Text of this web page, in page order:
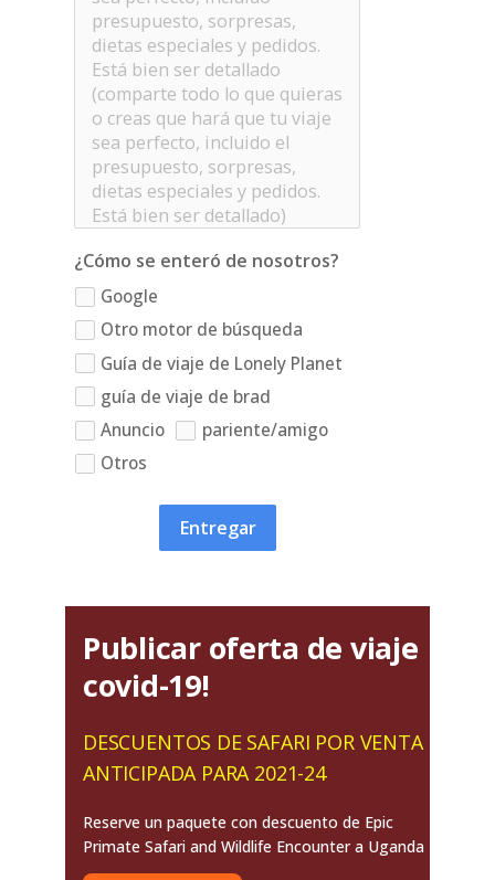
¿Cómo se enteró de nosotros?
Google
Otro motor de búsqueda
Guía de viaje de Lonely Planet
guía de viaje de brad
Anuncio
pariente/amigo
Otros
Entregar
Publicar oferta de viaje
covid-19!
DESCUENTOS DE SAFARI POR VENTA
ANTICIPADA PARA 2021-24
Reserve un paquete con descuento de Epic
Primate Safari and Wildlife Encounter a Uganda